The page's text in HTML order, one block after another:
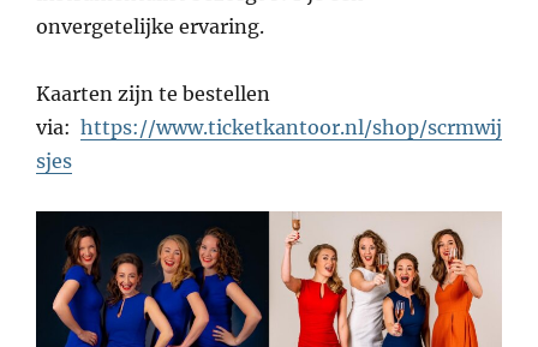
onvergetelijke ervaring.
Kaarten zijn te bestellen
via: https://www.ticketkantoor.nl/shop/scrmwij
sjes